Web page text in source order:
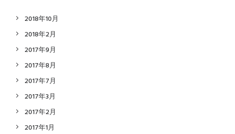
2018年10月
2018年2月
2017年9月
2017年8月
2017年7月
2017年3月
2017年2月
2017年1月